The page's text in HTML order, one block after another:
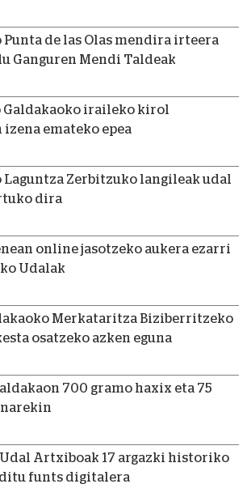
de las Olas mendira irteera
Ganguren Mendi Taldeak
Galdakaoko iraileko kirol
emateko epea
Laguntza Zerbitzuko langileak udal
dira
online jasotzeko aukera ezarri
Udalak
Merkataritza Biziberritzeko
osatzeko azken eguna
700 gramo haxix eta 75
Artxiboak 17 argazki historiko
funts digitalera